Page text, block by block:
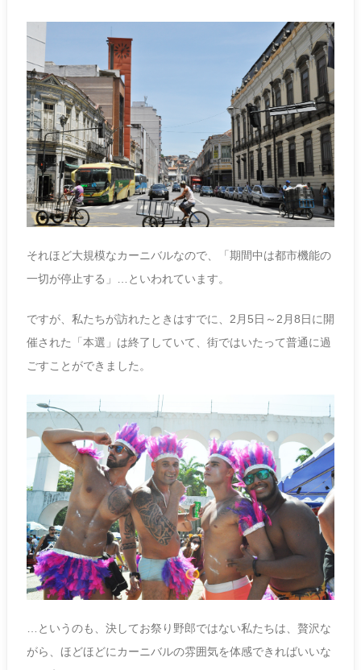
それほど大規模なカーニバルなので、「期間中は都市機能の
一切が停止する」…といわれています。
ですが、私たちが訪れたときはすでに、2月5日～2月8日に開
催された「本選」は終了していて、街ではいたって普通に過
ごすことができました。
…というのも、決してお祭り野郎ではない私たちは、贅沢な
がら、ほどほどにカーニバルの雰囲気を体感できればいいな